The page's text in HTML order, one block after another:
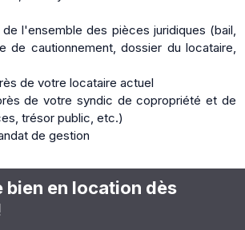
l'ensemble des pièces juridiques (bail,
de cautionnement, dossier du locataire,
de votre locataire actuel
de votre syndic de copropriété et de
trésor public, etc.)
de gestion
bien en location dès